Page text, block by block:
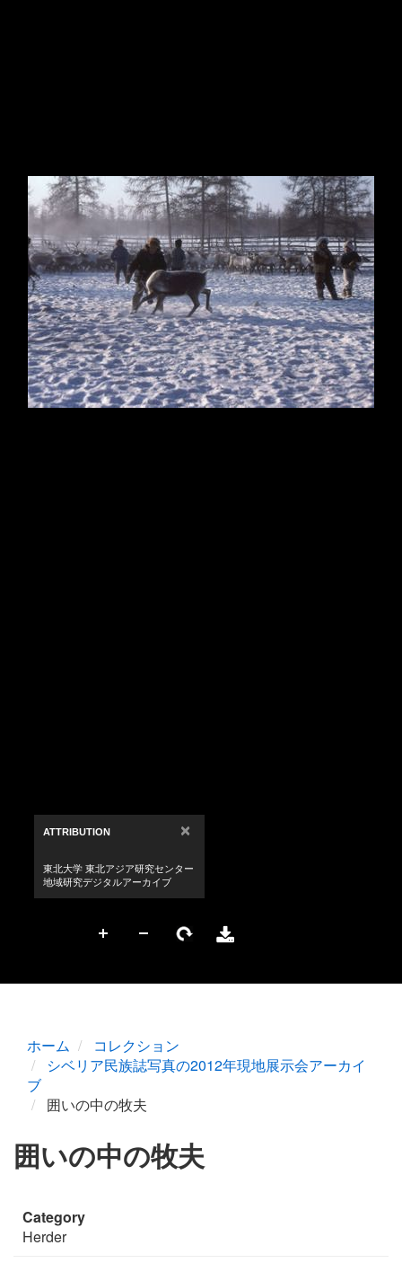
ホーム
コレクション
シベリア民族誌写真の2012年現地展示会アーカイ
ブ
囲いの中の牧夫
囲いの中の牧夫
Category
Herder